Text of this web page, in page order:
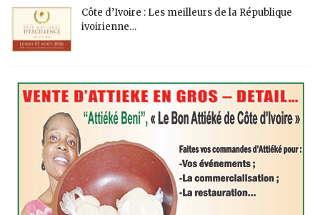
Côte d’Ivoire : Les meilleurs de la République
ivoirienne…